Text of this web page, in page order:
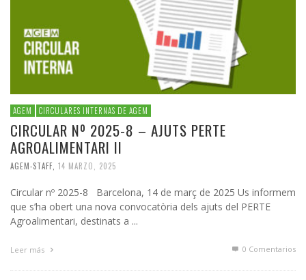
AGEM CIRCULARES INTERNAS DE AGEM
CIRCULAR Nº 2025-8 – AJUTS PERTE
AGROALIMENTARI II
AGEM-STAFF 14 MARZO, 2025
Circular nº 2025-8 Barcelona, 14 de març de 2025 Us informem
que s’ha obert una nova convocatòria dels ajuts del PERTE
Agroalimentari, destinats a ...
Leer más 0 Comentarios